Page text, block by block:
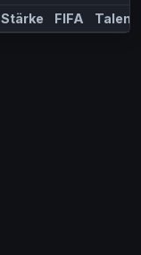
Stärke FIFA Talent